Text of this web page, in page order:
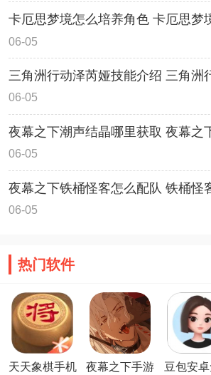
卡厄思梦境怎么培养角色 卡厄思梦
06-05
三角洲行动泽芮娅技能介绍 三角洲
解
06-05
夜幕之下潮声结晶哪里获取 夜幕之
略
06-05
夜幕之下铁桶怪客怎么配队 铁桶怪
略
06-05
热门软件
天天象棋手机 夜幕之下手游 豆包安